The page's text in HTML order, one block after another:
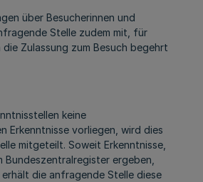
über Besucherinnen und
Stelle zudem mit, für
Zulassung zum Besuch begehrt
keine
Erkenntnisse vorliegen, wird dies
mitgeteilt. Soweit Erkenntnisse,
Bundeszentralregister ergeben,
die anfragende Stelle diese